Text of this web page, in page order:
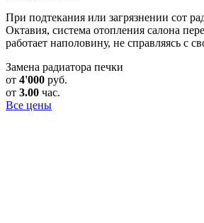
При подтекания или загрязнении сот
Октавия, система отопления салона
работает наполовину, не справляясь с
Замена радиатора печки
от 4'000 руб.
от 3.00 час.
Все цены